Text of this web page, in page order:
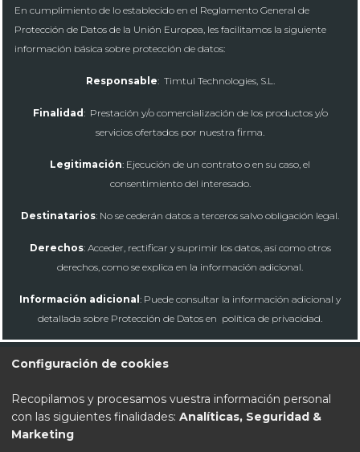
En cumplimiento de lo establecido en el Reglamento General de
Protección de Datos de la Unión Europea, les facilitamos la siguiente
información básica sobre protección de datos:
Responsable: Timtul Technologies, S.L.
Finalidad : Prestación y/o comercialización de los productos y/o
servicios ofertados por nuestra firma.
Legitimación: Ejecución de un contrato o en su caso, el
consentimiento del interesado.
Destinatarios: No se cederán datos a terceros salvo obligación legal.
Derechos: Acceder, rectificar y suprimir los datos, así como otros
derechos, como se explica en la información adicional.
Información adicional : Puede consultar la información adicional y
detallada sobre Protección de Datos en política de privacidad.
Aviso Legal
Configuración de cookies
Recopilamos y procesamos vuestra información personal
con las siguientes finalidades: Analíticas, Seguridad &
Marketing